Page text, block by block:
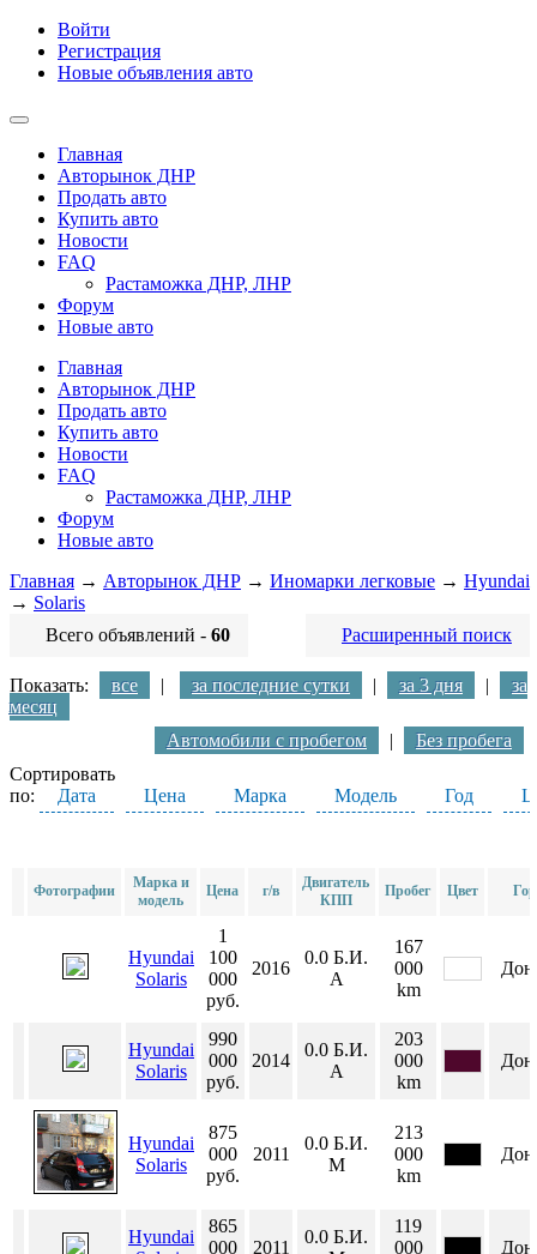
Войти
Регистрация
Новые объявления авто
Главная
Авторынок ДНР
Продать авто
Купить авто
Новости
FAQ
Растаможка ДНР, ЛНР
Форум
Новые авто
Главная
Авторынок ДНР
Продать авто
Купить авто
Новости
FAQ
Растаможка ДНР, ЛНР
Форум
Новые авто
Главная → Авторынок ДНР → Иномарки легковые → Hyundai
→ Solaris
Всего объявлений - 60 Расширенный поиск
Показать: все | за последние сутки | за 3 дня |
за
месяц
Автомобили с пробегом
|
Без пробега
Сортировать
по:
Дата Цена Марка Модель Год
Фотографии
Марка и
модель
Цена г/в
Двигатель
КПП
Пробег Цвет
Hyundai
Solaris
1
100
000
руб.
2016
0.0 Б.И.
А
167
000
km
Hyundai
Solaris
990
000
руб.
2014
0.0 Б.И.
А
203
000
km
Hyundai
Solaris
875
000
руб.
2011
0.0 Б.И.
М
213
000
km
Hyundai
865
000
2011
0.0 Б.И.
119
000